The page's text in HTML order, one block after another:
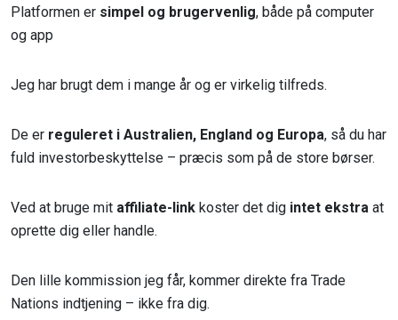
Platformen er simpel og brugervenlig, både på computer
og app
Jeg har brugt dem i mange år og er virkelig tilfreds.
De er reguleret i Australien, England og Europa, så du har
fuld investorbeskyttelse – præcis som på de store børser.
Ved at bruge mit affiliate-link koster det dig intet ekstra at
oprette dig eller handle.
Den lille kommission jeg får, kommer direkte fra Trade
Nations indtjening – ikke fra dig.